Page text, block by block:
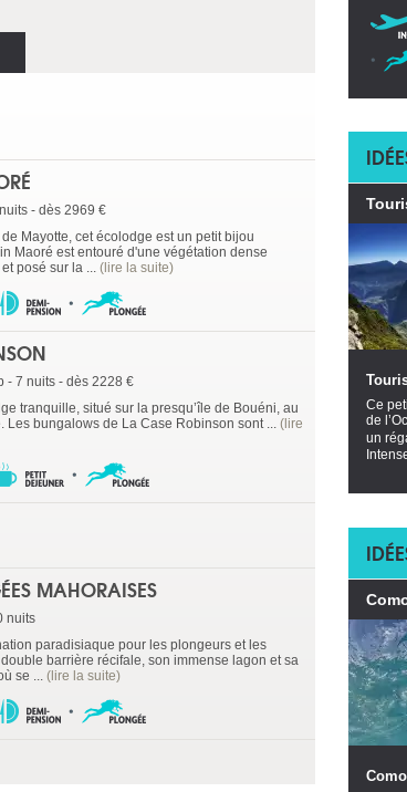
- dès 2969 €
Mayotte, cet écolodge est un petit bijou
Maoré est entouré d'une végétation dense
posé sur la ... (lire la suite)
- 7 nuits - dès 2228 €
tranquille, situé sur la presqu’île de Bouéni, au
Les bungalows de La Case Robinson sont ... (lire
MAHORAISES
nuits
paradisiaque pour les plongeurs et les
barrière récifale, son immense lagon et sa
se ... (lire la suite)
Ce
de
un